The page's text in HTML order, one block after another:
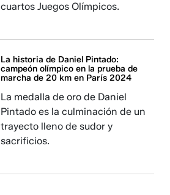
cuartos Juegos Olímpicos.
La historia de Daniel Pintado:
campeón olímpico en la prueba de
marcha de 20 km en París 2024
La medalla de oro de Daniel
Pintado es la culminación de un
trayecto lleno de sudor y
sacrificios.